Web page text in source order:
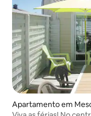
Apartamento em